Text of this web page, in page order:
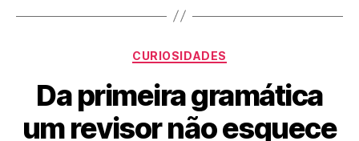
CURIOSIDADES
Da primeira gramática
um revisor não esquece